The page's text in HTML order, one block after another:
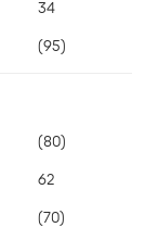
34
(95)
(80)
62
(70)